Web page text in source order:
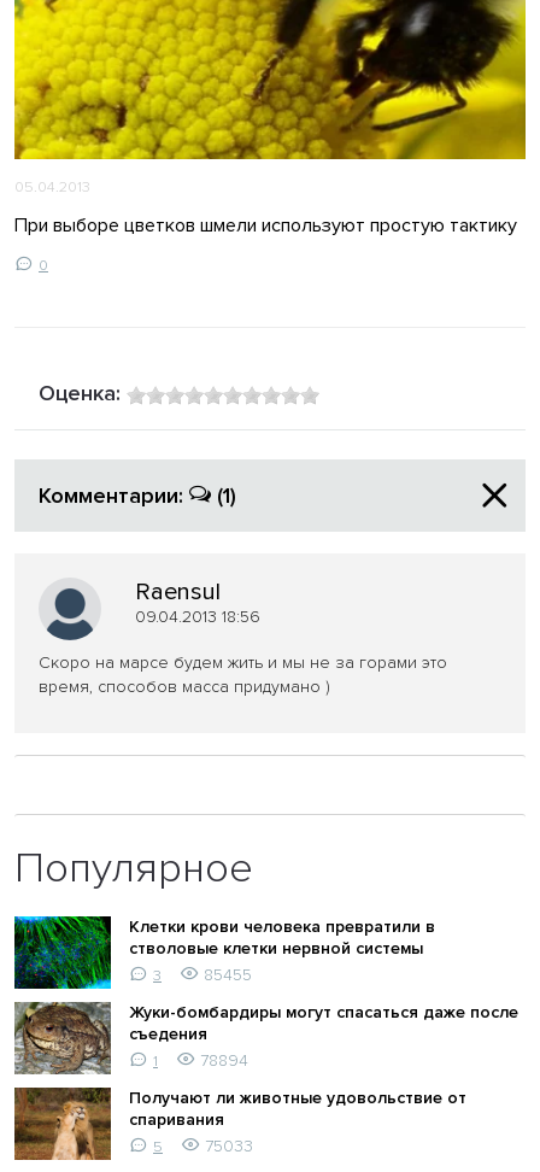
05.04.2013
При выборе цветков шмели используют простую тактику
0
Оценка:
Комментарии: (1)
Raensul
09.04.2013 18:56
Скоро на марсе будем жить и мы не за горами это
время, способов масса придумано )
Популярное
Клетки крови человека превратили в
стволовые клетки нервной системы
3
85455
Жуки-бомбардиры могут спасаться даже после
съедения
1
78894
Получают ли животные удовольствие от
спаривания
5
75033